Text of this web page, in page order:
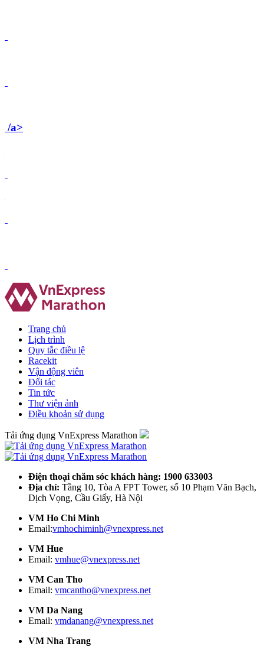
/a>
Trang chủ
Lịch trình
Quy tắc điều lệ
Racekit
Vận động viên
Đối tác
Tin tức
Thư viện ảnh
Điều khoản sử dụng
Tải ứng dụng VnExpress Marathon
Điện thoại chăm sóc khách hàng: 1900 633003
Địa chỉ: Tầng 10, Tòa A FPT Tower, số 10 Phạm Văn Bạch,
Dịch Vọng, Cầu Giấy, Hà Nội
VM Ho Chi Minh
Email:vmhochiminh@vnexpress.net
VM Hue
Email: vmhue@vnexpress.net
VM Can Tho
Email: vmcantho@vnexpress.net
VM Da Nang
Email: vmdanang@vnexpress.net
VM Nha Trang